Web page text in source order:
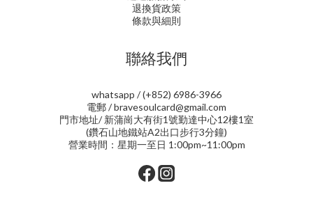
退換貨政策
條款與細則
聯絡我們
whatsapp / (+852) 6986-3966
電郵 / bravesoulcard@gmail.com
門市地址/ 新蒲崗大有街1號勤達中心12樓1室
(鑽石山地鐵站A2出口步行3分鐘)
營業時間：星期一至日 1:00pm~11:00pm